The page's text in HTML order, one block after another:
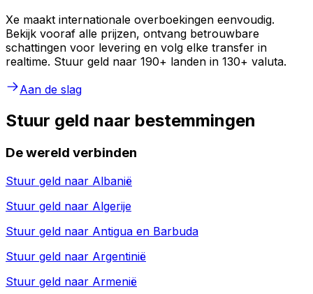
Xe maakt internationale overboekingen eenvoudig.
Bekijk vooraf alle prijzen, ontvang betrouwbare
schattingen voor levering en volg elke transfer in
realtime. Stuur geld naar 190+ landen in 130+ valuta.
Aan de slag
Stuur geld naar bestemmingen
De wereld verbinden
Stuur geld naar Albanië
Stuur geld naar Algerije
Stuur geld naar Antigua en Barbuda
Stuur geld naar Argentinië
Stuur geld naar Armenië